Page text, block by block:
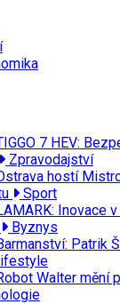
7 HEV:
Zpravodajství
hostí
Sport
Inovace
Byznys
Patrik
Walter mění